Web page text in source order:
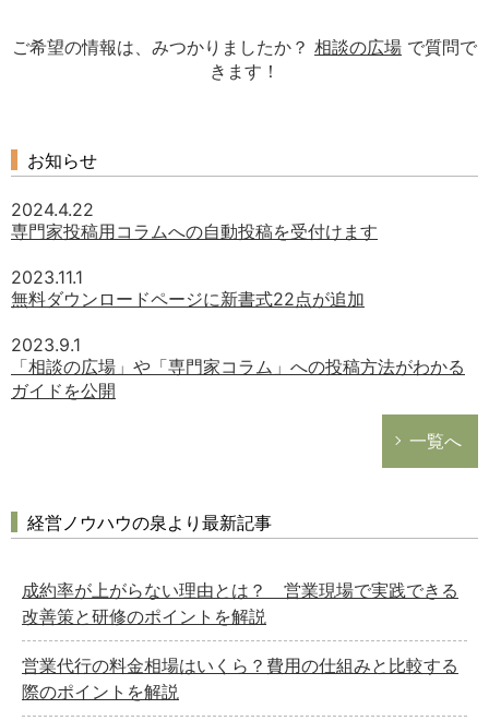
ご希望の情報は、みつかりましたか？ 相談の広場 で質問で
きます！
お知らせ
2024.4.22
専門家投稿用コラムへの自動投稿を受付けます
2023.11.1
無料ダウンロードページに新書式22点が追加
2023.9.1
「相談の広場」や「専門家コラム」への投稿方法がわかる
ガイドを公開
一覧へ
経営ノウハウの泉より最新記事
成約率が上がらない理由とは？ 営業現場で実践できる
改善策と研修のポイントを解説
営業代行の料金相場はいくら？費用の仕組みと比較する
際のポイントを解説